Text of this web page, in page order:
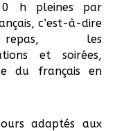
h pleines par
c’est-à-dire
les
et soirées,
du français en
adaptés aux